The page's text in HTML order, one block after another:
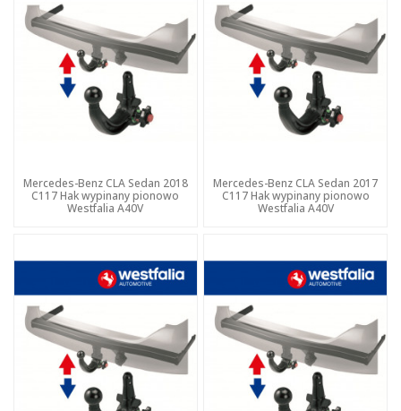
Mercedes-Benz CLA Sedan 2018
C117 Hak wypinany pionowo
Westfalia A40V
Mercedes-Benz CLA Sedan 2017
C117 Hak wypinany pionowo
Westfalia A40V